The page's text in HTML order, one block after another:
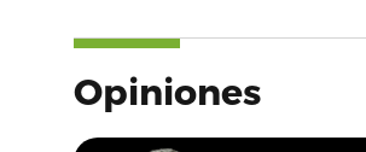
Opiniones